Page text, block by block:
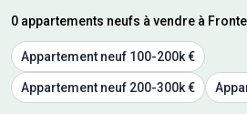
0 appartements neufs à vendre à
Appartement neuf 100-200k €
Appartement neuf 200-300k €